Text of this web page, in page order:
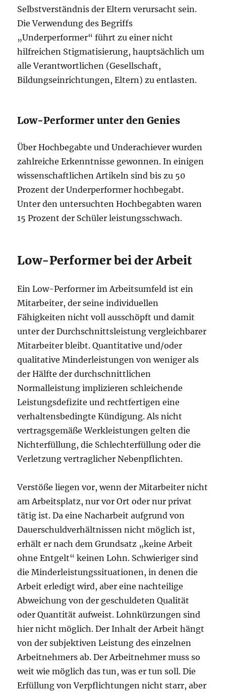
Selbstverständnis der Eltern verursacht sein.
Die Verwendung des Begriffs
„Underperformer“ führt zu einer nicht
hilfreichen Stigmatisierung, hauptsächlich um
alle Verantwortlichen (Gesellschaft,
Bildungseinrichtungen, Eltern) zu entlasten.
Low-Performer unter den Genies
Über Hochbegabte und Underachiever wurden
zahlreiche Erkenntnisse gewonnen. In einigen
wissenschaftlichen Artikeln sind bis zu 50
Prozent der Underperformer hochbegabt.
Unter den untersuchten Hochbegabten waren
15 Prozent der Schüler leistungsschwach.
Low-Performer bei der Arbeit
Ein Low-Performer im Arbeitsumfeld ist ein
Mitarbeiter, der seine individuellen
Fähigkeiten nicht voll ausschöpft und damit
unter der Durchschnittsleistung vergleichbarer
Mitarbeiter bleibt. Quantitative und/oder
qualitative Minderleistungen von weniger als
der Hälfte der durchschnittlichen
Normalleistung implizieren schleichende
Leistungsdefizite und rechtfertigen eine
verhaltensbedingte Kündigung. Als nicht
vertragsgemäße Werkleistungen gelten die
Nichterfüllung, die Schlechterfüllung oder die
Verletzung vertraglicher Nebenpflichten.
Verstöße liegen vor, wenn der Mitarbeiter nicht
am Arbeitsplatz, nur vor Ort oder nur privat
tätig ist. Da eine Nacharbeit aufgrund von
Dauerschuldverhältnissen nicht möglich ist,
erhält er nach dem Grundsatz „keine Arbeit
ohne Entgelt“ keinen Lohn. Schwieriger sind
die Minderleistungssituationen, in denen die
Arbeit erledigt wird, aber eine nachteilige
Abweichung von der geschuldeten Qualität
oder Quantität aufweist. Lohnkürzungen sind
hier nicht möglich. Der Inhalt der Arbeit hängt
von der subjektiven Leistung des einzelnen
Arbeitnehmers ab. Der Arbeitnehmer muss so
weit wie möglich das tun, was er tun soll. Die
Erfüllung von Verpflichtungen nicht starr, aber